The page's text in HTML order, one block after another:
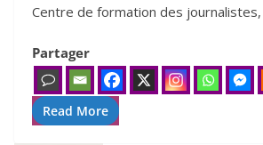
Centre de formation des journalistes,
Partager
Read More